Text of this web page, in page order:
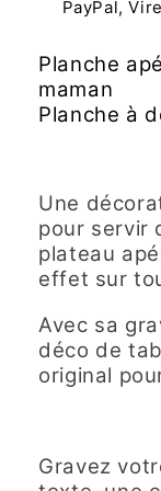
PayPal,
Planche
maman
Planche à
Une
pour servir
plateau
effet sur
Avec sa
déco de
original
Gravez